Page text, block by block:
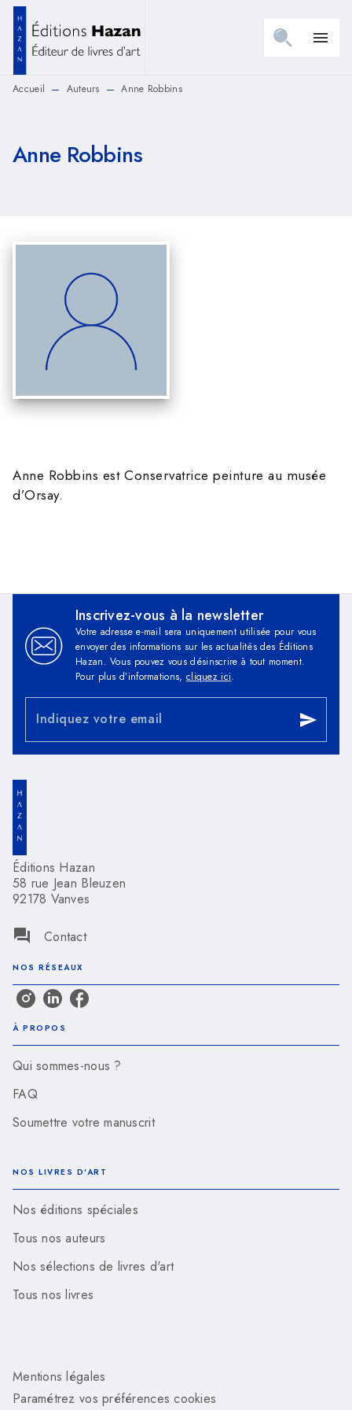
MENU RECHERCHE
PIED DE PAGE
menu
Accueil — Auteurs — Anne Robbins
Anne Robbins
Anne Robbins est Conservatrice peinture au musée
d’Orsay.
Inscrivez-vous à la newsletter
Votre adresse e-mail sera uniquement utilisée pour vous
envoyer des informations sur les actualités des Éditions
Hazan. Vous pouvez vous désinscrire à tout moment.
Pour plus d’informations, cliquez ici.
Indiquez votre email send
Éditions Hazan
58 rue Jean Bleuzen
92178 Vanves
question_answer Contact
NOS RÉSEAUX
À PROPOS
Qui sommes-nous ?
FAQ
Soumettre votre manuscrit
NOS LIVRES D'ART
Nos éditions spéciales
Tous nos auteurs
Nos sélections de livres d'art
Tous nos livres
Mentions légales
Paramétrez vos préférences cookies